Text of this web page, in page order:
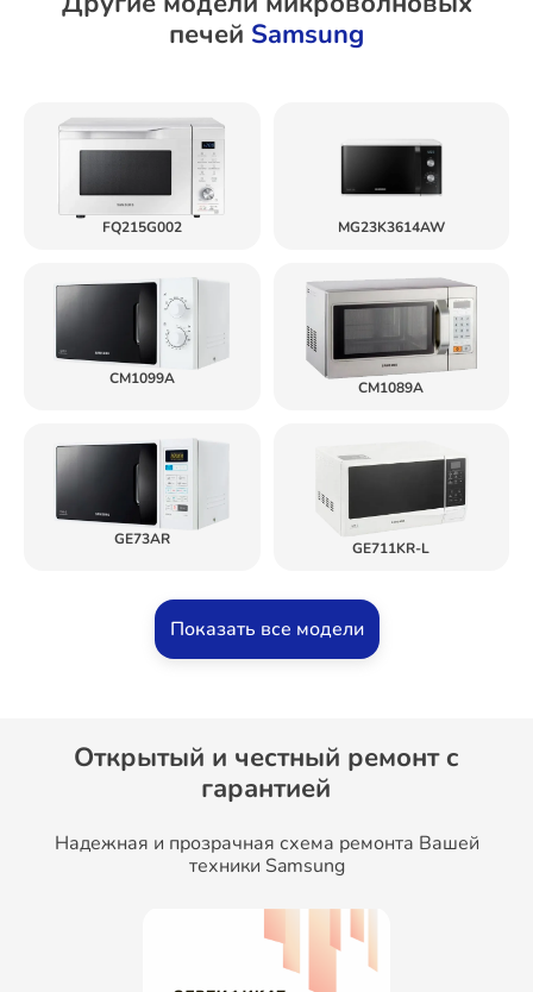
печей Samsung
FQ215G002 MG23K3614AW
CM1099A CM1089A
GE73AR GE711KR-L
Показать все модели
Открытый и честный ремонт c
гарантией
Надежная и прозрачная схема ремонта Вашей
техники Samsung